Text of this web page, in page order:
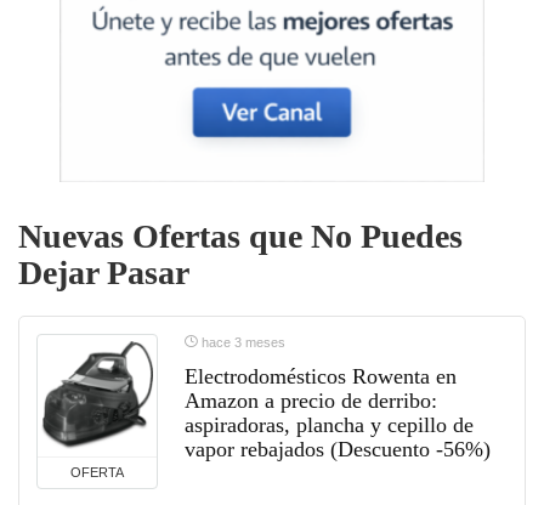
Nuevas Ofertas que No Puedes
Dejar Pasar
OFERTA
hace 3 meses
Electrodomésticos Rowenta en
Amazon a precio de derribo:
aspiradoras, plancha y cepillo de
vapor rebajados (Descuento -56%)